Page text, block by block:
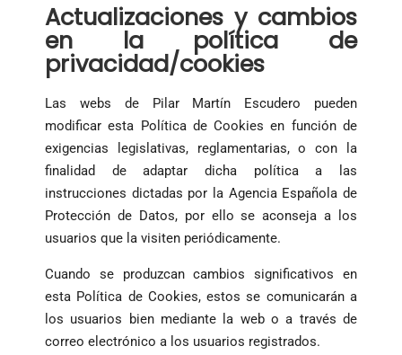
Actualizaciones y cambios
en la política de
privacidad/cookies
Las webs de Pilar Martín Escudero pueden
modificar esta Política de Cookies en función de
exigencias legislativas, reglamentarias, o con la
finalidad de adaptar dicha política a las
instrucciones dictadas por la Agencia Española de
Protección de Datos, por ello se aconseja a los
usuarios que la visiten periódicamente.
Cuando se produzcan cambios significativos en
esta Política de Cookies, estos se comunicarán a
los usuarios bien mediante la web o a través de
correo electrónico a los usuarios registrados.